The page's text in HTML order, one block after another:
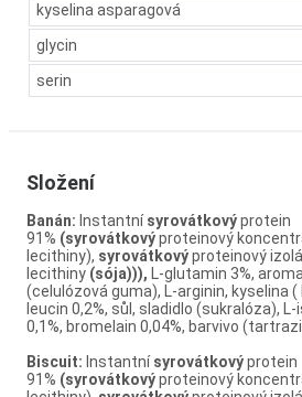
kyselina asparagová
glycin
serin
Složení
Banán: Instantnísyrovátkovýprotein
91% (syrovátkovýproteinový
lecithiny), syrovátkovýproteinový
lecithiny (sója))), L-glutamin 3%,
(celulózová guma), L-arginin, kyselina
leucin 0,2%, sůl, sladidlo (sukralóza),
0,1%, bromelain 0,04%, barvivo
Biscuit: Instantnísyrovátkovýprotein
91% (syrovátkovýproteinový